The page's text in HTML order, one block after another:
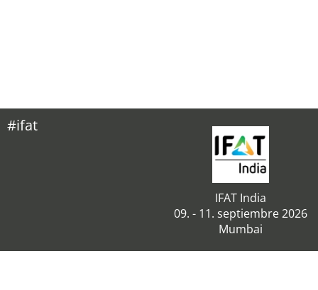
#ifat
IFAT India
09. - 11. septiembre 2026
Mumbai